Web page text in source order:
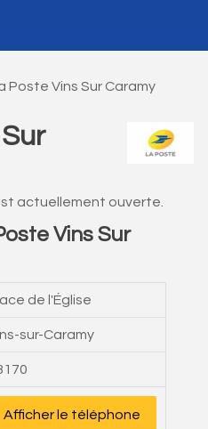
Poste Vins Sur Caramy
actuellement ouverte.
Vins Sur
de l'Église
sur-Caramy
Afficher le téléphone